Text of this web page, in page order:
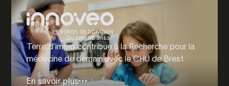
Terre d’immo contribue à la Recherche pour la
médecine de demain avec le CHU de Brest
En savoir plus